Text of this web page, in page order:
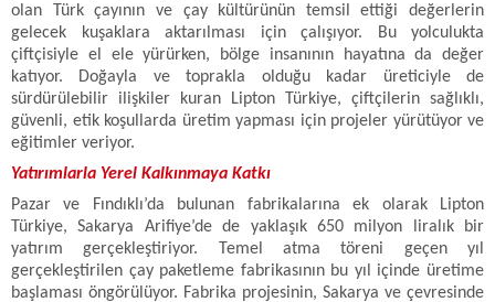
olan Türk çayının ve çay kültürünün temsil ettiği değerlerin
gelecek kuşaklara aktarılması için çalışıyor. Bu yolculukta
çiftçisiyle el ele yürürken, bölge insanının hayatına da değer
katıyor. Doğayla ve toprakla olduğu kadar üreticiyle de
sürdürülebilir ilişkiler kuran Lipton Türkiye, çiftçilerin sağlıklı,
güvenli, etik koşullarda üretim yapması için projeler yürütüyor ve
eğitimler veriyor.
Yatırımlarla Yerel Kalkınmaya Katkı
Pazar ve Fındıklı’da bulunan fabrikalarına ek olarak Lipton
Türkiye, Sakarya Arifiye’de de yaklaşık 650 milyon liralık bir
yatırım gerçekleştiriyor. Temel atma töreni geçen yıl
gerçekleştirilen çay paketleme fabrikasının bu yıl içinde üretime
başlaması öngörülüyor. Fabrika projesinin, Sakarya ve çevresinde